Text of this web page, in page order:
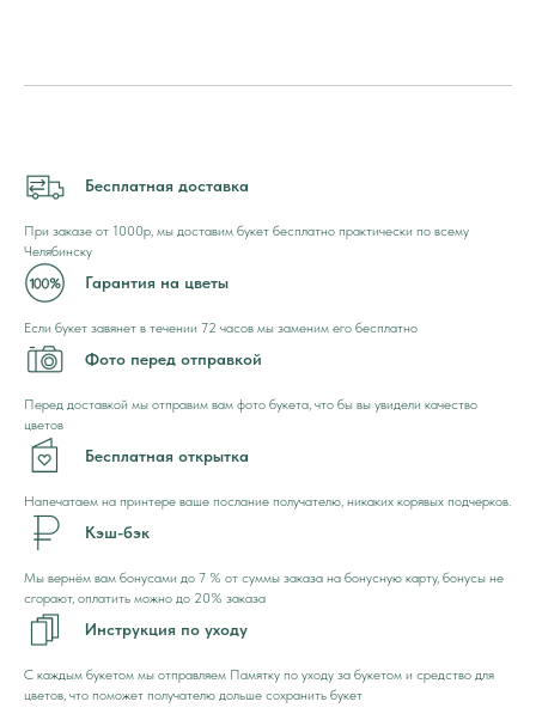
Бесплатная доставка
При заказе от 1000р, мы доставим букет бесплатно практически по всему
Челябинску
Гарантия на цветы
Если букет завянет в течении 72 часов мы заменим его бесплатно
Фото перед отправкой
Перед доставкой мы отправим вам фото букета, что бы вы увидели качество
цветов
Бесплатная открытка
Напечатаем на принтере ваше послание получателю, никаких корявых подчерков.
Кэш-бэк
Мы вернём вам бонусами до 7 % от суммы заказа на бонусную карту, бонусы не
сгорают, оплатить можно до 20% заказа
Инструкция по уходу
С каждым букетом мы отправляем Памятку по уходу за букетом и средство для
цветов, что поможет получателю дольше сохранить букет